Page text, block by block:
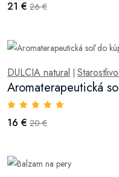
21 € 26 €
DULCIA natural |
Aromaterapeutická
16 € 20 €